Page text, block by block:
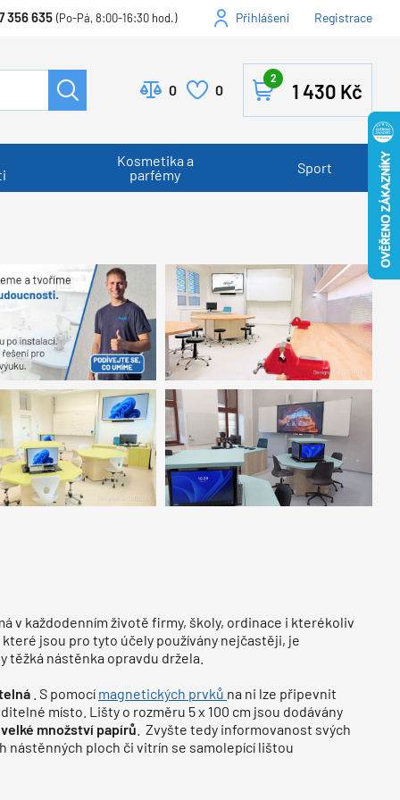
356 635 (Po-Pá, 8:00-16:30 hod.) Přihlášení Registrace
0 0 1 430 Kč
2
Kosmetika a
parfémy
Sport
v každodenním životě firmy, školy, ordinace i kterékoliv
které jsou pro tyto účely používány nejčastěji, je
těžká nástěnka opravdu držela.
. S pomocí magnetických prvků na ni lze připevnit
místo. Lišty o rozměru 5 x 100 cm jsou dodávány
množství papírů . Zvyšte tedy informovanost svých
nástěnných ploch či vitrín se samolepící lištou